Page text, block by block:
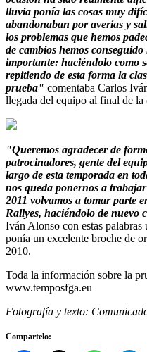
lluvia ponía las cosas muy
abandonaban por averías y
los problemas que hemos
de cambios hemos
importante: haciéndolo como
repitiendo de esta forma la
prueba" comentaba Carlos
llegada del equipo al final de la
"Queremos agradecer de
patrocinadores, gente del
largo de esta temporada en
nos queda ponernos a
2011 volvamos a tomar parte
Rallyes, haciéndolo de nuevo
Iván Alonso con estas
ponía un excelente broche de
2010.
Toda la información sobre la
www.temposfga.eu
Fotografía y texto:
Compartelo: